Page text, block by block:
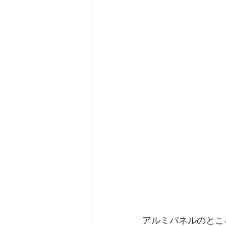
アルミパネルのと